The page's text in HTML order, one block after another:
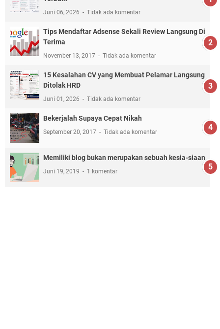
Juni 06, 2026 Tidak ada komentar
Tips Mendaftar Adsense Sekali Review Langsung Di
Terima
November 13, 2017 Tidak ada komentar
15 Kesalahan CV yang Membuat Pelamar Langsung
Ditolak HRD
Juni 01, 2026 Tidak ada komentar
Bekerjalah Supaya Cepat Nikah
September 20, 2017 Tidak ada komentar
Memiliki blog bukan merupakan sebuah kesia-siaan
Juni 19, 2019 1 komentar